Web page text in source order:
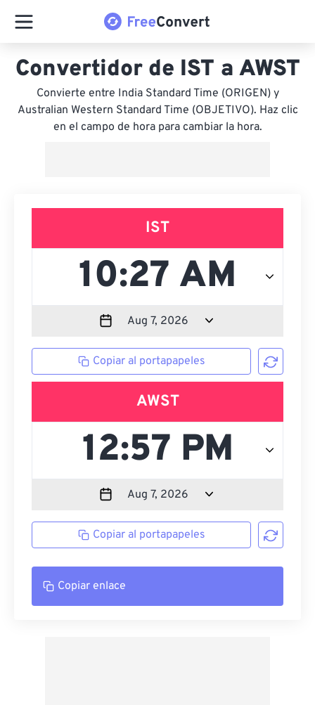
Convertidor de IST a AWST
Convierte entre India Standard Time (ORIGEN) y
Australian Western Standard Time (OBJETIVO). Haz clic
en el campo de hora para cambiar la hora.
IST
Copiar al portapapeles
AWST
Copiar al portapapeles
Copiar enlace